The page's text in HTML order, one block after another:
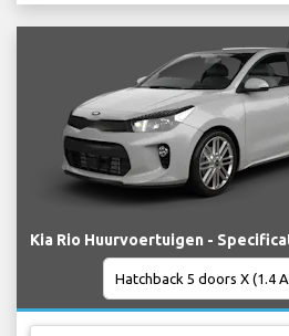
Kia Rio Huurvoertuigen -